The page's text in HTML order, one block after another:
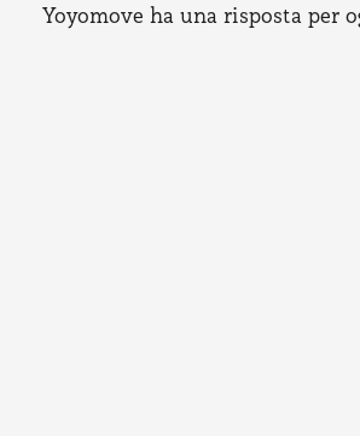
Yoyomove ha una risposta per